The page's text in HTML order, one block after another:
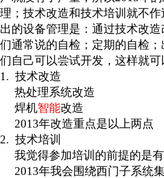
理；技术改造和技术培训就不
出的设备管理是：通过技术改
们通常说的自检；定期的自检
们自己可以尝试开发，这样就
1. 技术改造
热处理系统改造
焊机智能改造
2013年改造重点是以上两点
2. 技术培训
我觉得参加培训的前提的是
2013年我会围绕西门子系统